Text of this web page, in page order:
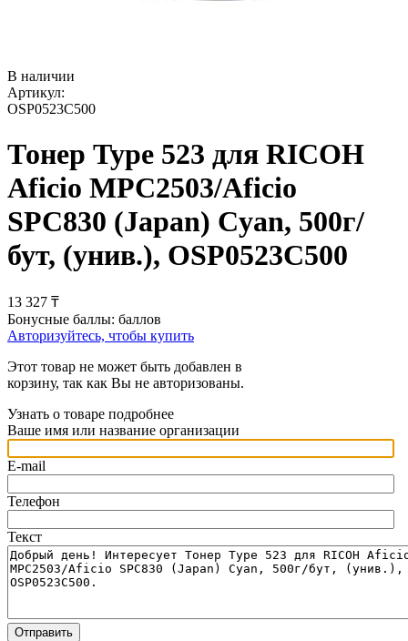
В наличии
Артикул:
OSP0523C500
Тонер Type 523 для RICOH
Aficio MPC2503/Aficio
SPC830 (Japan) Cyan, 500г/
бут, (унив.), OSP0523C500
13 327 ₸
Бонусные баллы: баллов
Авторизуйтесь, чтобы купить
Этот товар не может быть добавлен в
корзину, так как Вы не авторизованы.
Узнать о товаре подробнее
Ваше имя или название организации
E-mail
Телефон
Текст
Отправить